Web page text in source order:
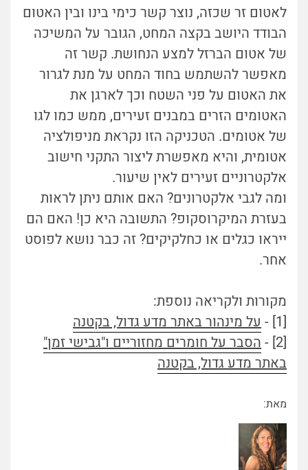
לאטום זר שכזה, נוצר קשר כימי בינו ובין האטום
הבודד היושב בקצה המחט, הגובר על המשיכה
של אטום הברזל למצע הנחושת. קשר זה
מאפשר להשתמש בחוד המחט על מנת לגרור
את האטום על פני השטח וכך לארגן את
האטומים הזרים במבנים זעירים, ממש כמו לגו
של אטומים. הטכניקה הזו נקראת מניפולציה
אטומית, והיא מאפשרתליצור התקני חישוב
אלקטרוניים זעירים לאין שיעור.
ומה לגבי אלקטרונים? האם אותם ניתן לראות
בעזרת המיקרוסקופ? התשובה היא כן! האם הם
ייראו כגלים או כחלקיקים? זה כבר נושא לפוסט
אחר.
מקורות ולקריאה נוספת:
[1] -
על מינהור באתר מדע גדול, בקטנה
[2] -
הסבר על חומרים מחזוריים ו"גבישי זמן"
באתר מדע גדול, בקטנה
מאת: